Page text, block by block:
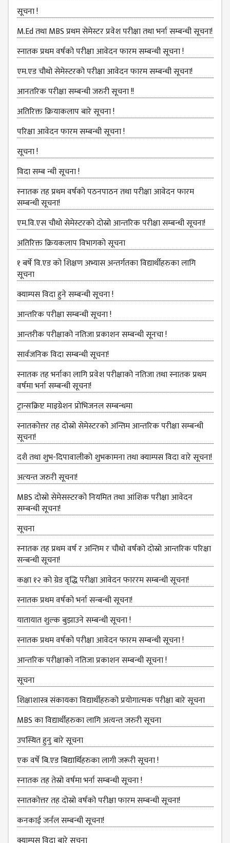
EMIS UNIT
RESEARCH
MANAGEMENT
CELL
EDUCATIONAL
CONSULTANT
OTHER
COMMITTEE &
CELL
EXAMINATION
MANAGEMENT
COMMITTEE
LIBRARY
MANAGEMENT
COMMITTEE
COMPUTER
MANAGEMENT
CELL
PRACTICE
TEACHING
MANAGEMENT
DEPARTMENT
ECA
DEPARTMENT
NEPALI
DEPARTMENT
ENGLISH
DEPARTMENT
HUMANITIES &
SOCIAL
SCIENCE
DEPARTMENT
EDUCATION
DEPARTMENT
MANAGEMENT
DEPARTMENT
FACULTY
MEMBERS
TEACHING
STAFFS
NON
TEACHING
STAFFS
COURSES
BACHELOR
MANAGEMENT(BBS)
EDUCATION(B.ED)
HUMANITIES (BA)
MASTER
EDUCATION(M.ED)
MANAGEMENT
(MBS)
ACADEMIC
सूचना !
M.Ed तथा MBS प्रथम सेमेस्टर प्रवेश परीक्षा तथा भर्ना सम्बन्धी सूचना!
स्नातक प्रथम वर्षको परीक्षा आवेदन फारम सम्बन्धी सूचना !
एम.एड चौथो सेमेस्‍टरको परीक्षा आवेदन फारम सम्बन्धी सूचना!
आनतरिक परीक्षा सम्बन्धी जरुरी सूचना !!
अतिरिक्त क्रियाकलाप बारे सूचना !
परिक्षा आवेदन फारम सम्बन्धी सूचना !
सूचना !
विदा सम्ब न्धी सूचना !
स्‍नातक तह प्रथम वर्षको पठनपाठन तथा परीक्षा आवेदन फारम
सम्बन्धी सूचना!
एम.वि.एस चौथो सेमेस्‍टरको दोस्रो आन्तरिक परीक्षा सम्बन्धी सूचना!
अतिरिक्त क्रियकलाप विभागको सूचना
१ बर्षे वि.एड को शिक्षण अभ्यास अन्तर्गतका विद्यार्थीहरुका लागि
सूचना
क्याम्पस विदा हुने सम्बन्धी सूचना !
आन्‍तरिक परीक्षा सम्बन्धी सूचना !
आन्तरीक परीक्षाको नतिजा प्रकाशन सम्बन्धी सूनचा !
सार्वजनिक विदा सम्बन्धी सूचना!
स्नातक तह भर्नाका लागि प्रवेश परीक्षाको नतिजा तथा स्नातक प्रथम
वर्षमा भर्ना सम्बन्धी सूचना!
ट्रान्सक्रिप्ट माइग्रेशन प्रोभिजनल सम्बन्धमा
स्नातकोत्तर तह दोस्रो सेमेस्टरको अन्तिम आन्तरिक परीक्षा सम्बन्धी
सूचना!
दशै तथा शुभ-दिपावालीको शुभकामना तथा क्याम्पस विदा वारे सूचना!
अत्‍यन्‍त जरुरी सूचना!
MBS दोस्रो सेमेसस्‍टरको नियमित तथा आंशिक परीक्षा आवेदन
सम्‍बन्धी सूचना!
सूचना
स्‍नातक तह प्रथम वर्ष र अन्तिम र चौथो वर्षको दोस्रो आन्‍तरिक परिक्षा
सन्बन्धी सूचना!
कक्षा १२ को ग्रेड वृद्धि परीक्षा आवेदन फाररम सम्बन्धी सूचना!
स्नातक प्रथम वर्षको भर्ना सन्बन्धी सूचना!
यातायात शुल्‍क बुझाउने सम्बन्धी सूचना !
स्नातक प्रथम वर्षको परीक्षा आवेदन फारम सम्बन्धी सूचना !
आन्तरिक परीक्षाको नतिजा प्रकाशन सम्बन्धी सूचना !
सूचना
शिक्षाशास्त्र संकायका विद्यार्थीहरुको प्रयोगात्‍मक परीक्षा बारे सूचना
MBS का विद्यार्थीहरुका लागि अत्यन्त जरुरी सूचना
उपस्थित हुनु बारे सूचना
एक वर्षे बि.एड बिद्यार्थिहरुका लागी जरूरी सूचना !
स्‍नातक तह तेस्रो वर्षमा भर्ना सम्बन्धी सूचना !
स्नातकोत्तर तह दोस्रो वर्षको परीक्षा फारम सम्बन्धी सूचना!
कनकाई जर्नल सम्बन्धी सूचना!